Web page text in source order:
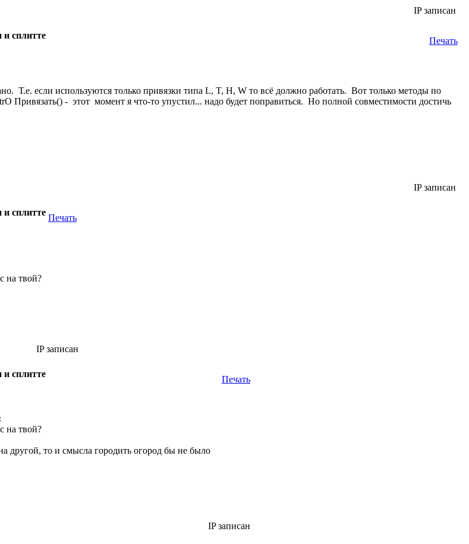
IP записан
сплитте
Печать
Т.е. если используются только привязки типа L, T, H, W то всё должно работать. Вот только методы по
Привязать() - этот момент я что-то упустил... надо будет поправиться. Но полной совместимости достичь
IP записан
сплитте
Печать
на твой?
IP записан
сплитте
Печать
на твой?
другой, то и смысла городить огород бы не было
IP записан